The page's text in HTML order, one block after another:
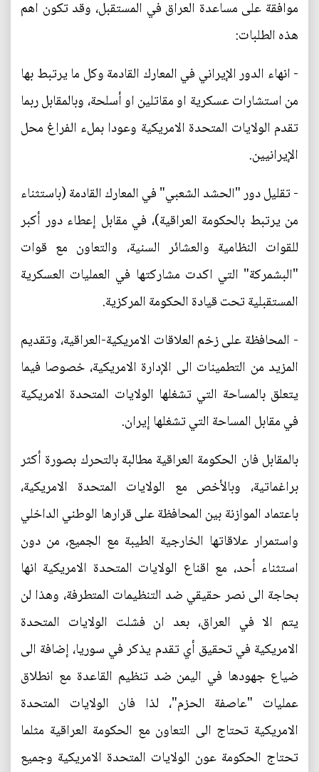
موافقة على مساعدة العراق في المستقبل، وقد تكون اهم
هذه الطلبات:
- انهاء الدور الإيراني في المعارك القادمة وكل ما يرتبط بها
من استشارات عسكرية او مقاتلين او أسلحة، وبالمقابل ربما
تقدم الولايات المتحدة الامريكية وعودا بملء الفراغ محل
الإيرانيين.
- تقليل دور "الحشد الشعبي" في المعارك القادمة (باستثناء
من يرتبط بالحكومة العراقية)، في مقابل إعطاء دور أكبر
للقوات النظامية والعشائر السنية، والتعاون مع قوات
"البشمركة" التي اكدت مشاركتها في العمليات العسكرية
المستقبلية تحت قيادة الحكومة المركزية.
- المحافظة على زخم العلاقات الامريكية-العراقية، وتقديم
المزيد من التطمينات الى الإدارة الامريكية، خصوصا فيما
يتعلق بالمساحة التي تشغلها الولايات المتحدة الامريكية
في مقابل المساحة التي تشغلها إيران.
بالمقابل فان الحكومة العراقية مطالبة بالتحرك بصورة أكثر
براغماتية، وبالأخص مع الولايات المتحدة الامريكية،
باعتماد الموازنة بين المحافظة على قرارها الوطني الداخلي
واستمرار علاقاتها الخارجية الطيبة مع الجميع، من دون
استثناء أحد، مع اقناع الولايات المتحدة الامريكية انها
بحاجة الى نصر حقيقي ضد التنظيمات المتطرفة، وهذا لن
يتم الا في العراق، بعد ان فشلت الولايات المتحدة
الامريكية في تحقيق أي تقدم يذكر في سوريا، إضافة الى
ضياع جهودها في اليمن ضد تنظيم القاعدة مع انطلاق
عمليات "عاصفة الحزم"، لذا فان الولايات المتحدة
الامريكية تحتاج الى التعاون مع الحكومة العراقية مثلما
تحتاج الحكومة عون الولايات المتحدة الامريكية وجميع